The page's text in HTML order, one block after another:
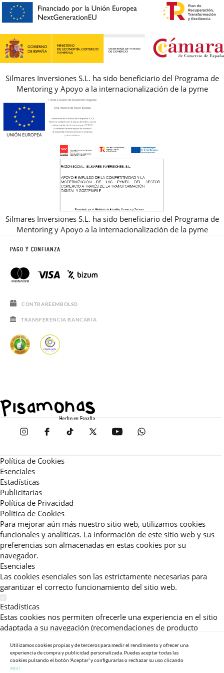
AVISO LEGAL, PRIVACIDAD Y COOKIES
REBAJAS
PREGUNTAS FRECUENTES
Silmares Inversiones S.L. ha sido beneficiario del Programa de
Mentoring y Apoyo a la internacionalización de la pyme
Silmares Inversiones S.L. ha sido beneficiario del Programa de
Mentoring y Apoyo a la internacionalización de la pyme
PAGO Y CONFIANZA
CONTRAREEMBOLSO
TRANSFERENCIA BANCARIA
Política de Cookies
Esenciales
Estadísticas
Publicitarias
Política de Privacidad
Política de Cookies
Para mejorar aún más nuestro sitio web, utilizamos cookies
funcionales y analíticas. La información de este sitio web y sus
preferencias son almacenadas en estas cookies por su
navegador.
Esenciales
Las cookies esenciales son las estrictamente necesarias para
garantizar el correcto funcionamiento del sitio web.
Estadísticas
Estas cookies nos permiten ofrecerle una experiencia en el sitio
adaptada a su navegación (recomendaciones de producto
consultadas, etc).Al activar esta cookie, nos ayuda a mejorar aún
más su experiencia.
Utilizamos cookies propias y de terceros para medir el rendimiento y ofrecer una
experiencia de compra y publicidad personalizada. Puedes aceptar todas las
cookies pulsando el botón 'Aceptar' y configurarlas o rechazar su uso clicando
aqui.